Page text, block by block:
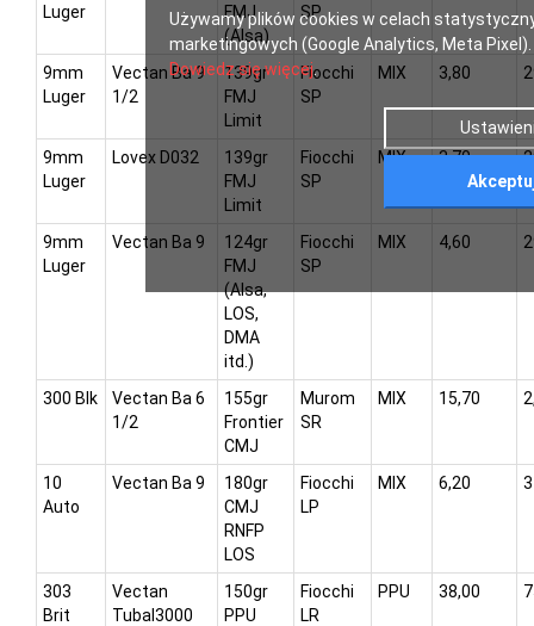
Luger
FMJ
(Alsa)
SP
9mm
Luger
Vectan Ba 9
1/2
139gr
FMJ
Limit
Fiocchi
SP
MIX 3,80
9mm
Luger
Lovex D032
139gr
FMJ
Limit
Fiocchi
SP
MIX 3,70
9mm
Luger
Vectan Ba 9
124gr
FMJ
(Alsa,
LOS,
DMA
itd.)
Fiocchi
SP
MIX 4,60
300 Blk
Vectan Ba 6
1/2
155gr
Frontier
CMJ
Murom
SR
MIX 15,70
10
Auto
Vectan Ba 9
180gr
CMJ
RNFP
LOS
Fiocchi
LP
MIX 6,20
303
Brit
Vectan
Tubal3000
150gr
PPU
Fiocchi
LR
PPU 38,00
Używamy plików cookies w celach
marketingowych (Google Analytics, Meta Pixel).
Dowiedz się więcej.